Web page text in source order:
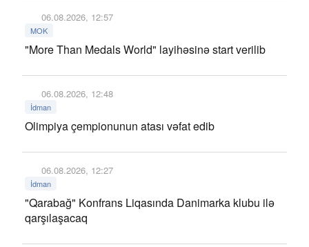
06.08.2026, 12:57
MOK
"More Than Medals World" layihəsinə start verilib
06.08.2026, 12:48
İdman
Olimpiya çempionunun atası vəfat edib
06.08.2026, 12:27
İdman
"Qarabağ" Konfrans Liqasında Danimarka klubu ilə
qarşılaşacaq